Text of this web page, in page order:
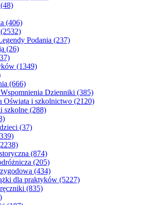
(48)
(406)
(2532)
Podania (237)
(26)
(1349)
(666)
Dzienniki (385)
Oświata i szkolnictwo (2120)
szkolne (288)
(37)
(874)
(205)
(434)
dla praktyków (5227)
(835)